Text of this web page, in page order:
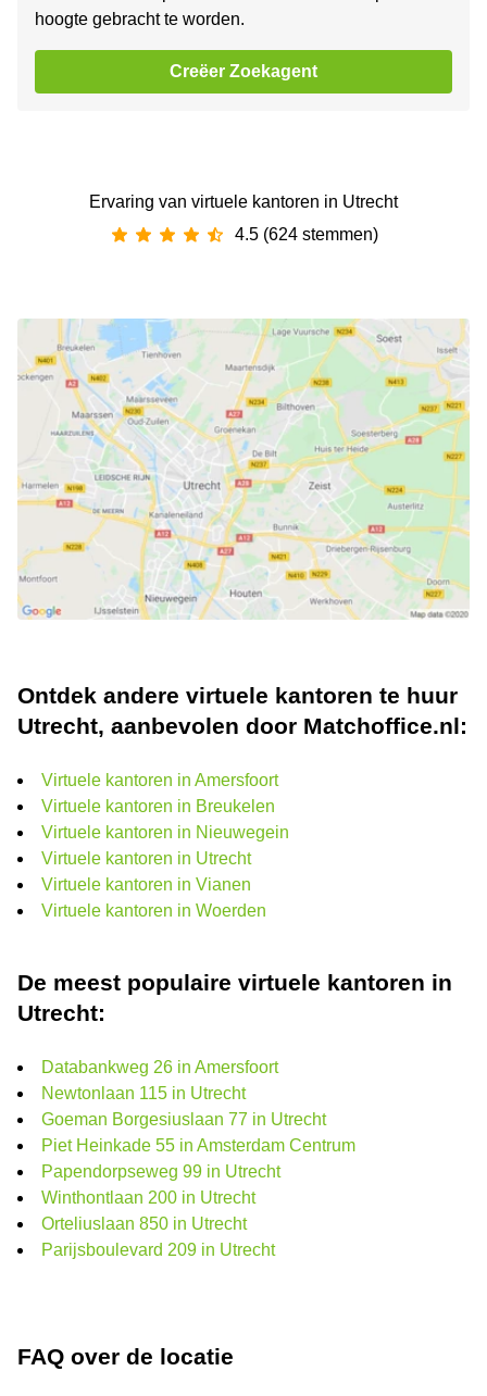
hoogte gebracht te worden.
Creëer Zoekagent
Ervaring van ‪virtuele kantoren‬ in Utrecht
4.5 (624 stemmen)
Ontdek andere virtuele kantoren te huur
Utrecht, aanbevolen door Matchoffice.nl:
Virtuele kantoren in Amersfoort
Virtuele kantoren in Breukelen
Virtuele kantoren in Nieuwegein
Virtuele kantoren in Utrecht
Virtuele kantoren in Vianen
Virtuele kantoren in Woerden
De meest populaire virtuele kantoren in
Utrecht:
Databankweg 26 in Amersfoort
Newtonlaan 115 in Utrecht
Goeman Borgesiuslaan 77 in Utrecht
Piet Heinkade 55 in Amsterdam Centrum
Papendorpseweg 99 in Utrecht
Winthontlaan 200 in Utrecht
Orteliuslaan 850 in Utrecht
Parijsboulevard 209 in Utrecht
FAQ over de locatie